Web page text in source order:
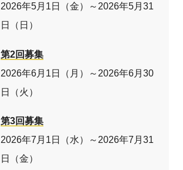
2026年5月1日（金）～2026年5月31
日（日）
第2回募集
2026年6月1日（月）～2026年6月30
日（火）
第3回募集
2026年7月1日（水）～2026年7月31
日（金）